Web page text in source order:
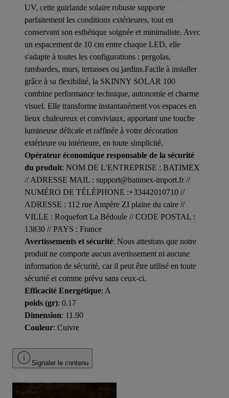
UV, cette guirlande solaire robuste supporte
parfaitement les conditions extérieures, tout en
conservant son esthétique soignée et minimaliste. Avec
un espacement de 10 cm entre chaque LED, elle
s'adapte à toutes les configurations : pergolas,
rambardes, murs, terrasses ou jardins.Facile à installer
grâce à sa flexibilité, la SKINNY SOLAR 100
combine performance technique, autonomie et charme
visuel. Elle transforme instantanément vos espaces en
lieux chaleureux et conviviaux, apportant une touche
lumineuse délicate et raffinée à votre décoration
extérieure ou intérieure, en toute simplicité.
Opérateur économique responsable de la sécurité
du produit: NOM DE L'ENTREPRISE : BATIMEX
// ADRESSE MAIL : support@batimex-import.fr //
NUMÉRO DE TÉLÉPHONE :+33442010710 //
ADRESSE : 112 rue Ampère ZI plaine du caire //
VILLE : Roquefort La Bédoule // CODE POSTAL :
13830 // PAYS : France
Avertissements et sécurité: Nous attestons que notre
produit ne comporte aucun avertissement ni aucune
information de sécurité, car il peut être utilisé en toute
sécurité et comme prévu sans ceux-ci.
Efficacité Energétique: A
poids (gr): 0.17
Dimension: 11.90
Couleur: Cuivre
Signaler le contenu